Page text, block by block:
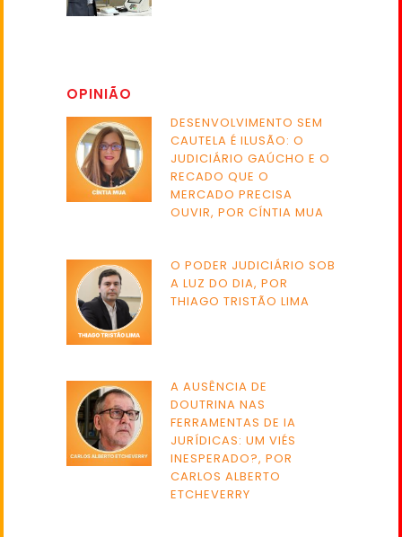
OPINIÃO
DESENVOLVIMENTO SEM
CAUTELA É ILUSÃO: O
JUDICIÁRIO GAÚCHO E O
RECADO QUE O
MERCADO PRECISA
OUVIR, POR CÍNTIA MUA
O PODER JUDICIÁRIO SOB
A LUZ DO DIA, POR
THIAGO TRISTÃO LIMA
A AUSÊNCIA DE
DOUTRINA NAS
FERRAMENTAS DE IA
JURÍDICAS: UM VIÉS
INESPERADO?, POR
CARLOS ALBERTO
ETCHEVERRY